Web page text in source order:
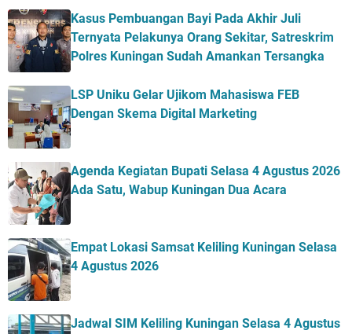
Kasus Pembuangan Bayi Pada Akhir Juli
Ternyata Pelakunya Orang Sekitar, Satreskrim
Polres Kuningan Sudah Amankan Tersangka
LSP Uniku Gelar Ujikom Mahasiswa FEB
Dengan Skema Digital Marketing
Agenda Kegiatan Bupati Selasa 4 Agustus 2026
Ada Satu, Wabup Kuningan Dua Acara
Empat Lokasi Samsat Keliling Kuningan Selasa
4 Agustus 2026
Jadwal SIM Keliling Kuningan Selasa 4 Agustus